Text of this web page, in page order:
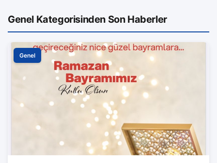
Genel Kategorisinden Son Haberler
Genel